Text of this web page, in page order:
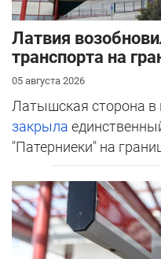
Латвия
транспорта на
05 августа 2026
Латышская сторона
закрыла
"Патерниеки" на